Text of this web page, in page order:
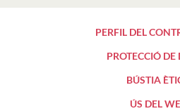
PERFIL DEL
PROTECCIÓ DE
BÚSTIA
ÚS DEL